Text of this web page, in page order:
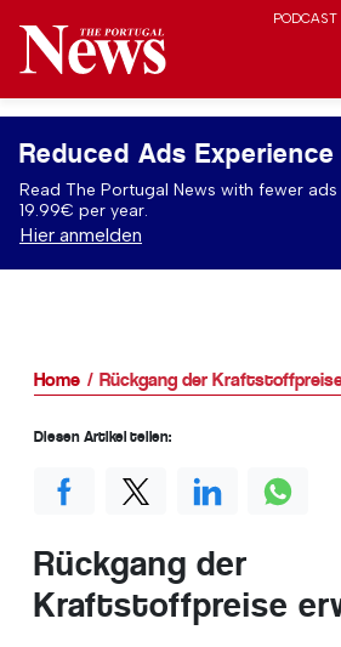
PODCAST
Reduced Ads Experience
Read The Portugal News with fewer
19.99€ per year.
Hier anmelden
Home Rückgang der
Rückgang der
Kraftstoffpreise
Diesen Artikel teilen: